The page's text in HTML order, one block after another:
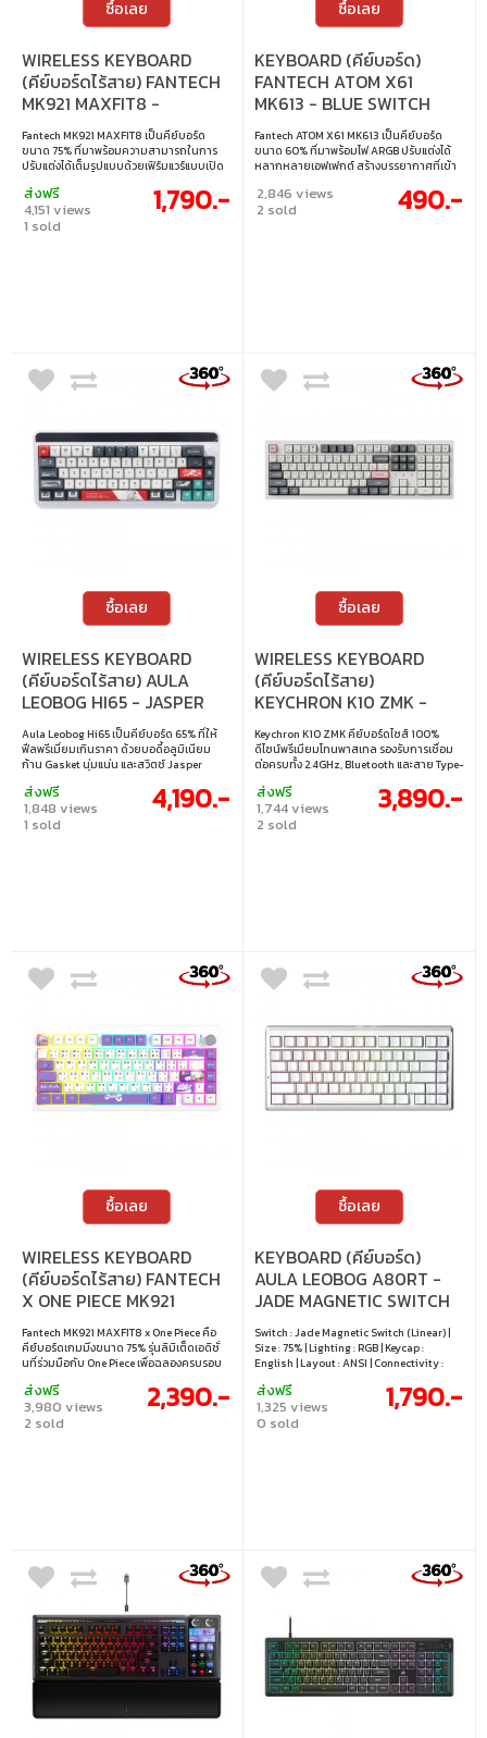
ซื้อเลย
WIRELESS KEYBOARD
(คีย์บอร์ดไร้สาย) FANTECH
MK921 MAXFIT8 -
QMK/VIA WHITE SWITCH
RGB EN/TH WHITE
Fantech MK921 MAXFIT8 เป็นคีย์บอร์ด
ขนาด 75% ที่มาพร้อมความสามารถในการ
ปรับแต่งได้เต็มรูปแบบด้วยเฟิร์มแวร์แบบเปิด
Mode ทั้งแบบมีสาย, บลูทูธ และ 2.4 GHz ให้
ความยืดหยุ่นสูงในการใช้งานกับอุปกรณ์
หลากหลาย มาพร้อมโครงสร้างแบบ Gasket
ส่งฟรี
4,151 views
1 sold
1,790.-
ซื้อเลย
KEYBOARD (คีย์บอร์ด)
FANTECH ATOM X61
MK613 - BLUE SWITCH
ARGB EN/TH BLACK-
WHITE
Fantech ATOM X61 MK613 เป็นคีย์บอร์ด
ขนาด 60% ที่มาพร้อมไฟ ARGB ปรับแต่งได้
หลากหลายเอฟเฟกต์ สร้างบรรยากาศที่เข้า
pin Hot-Swappable เปลี่ยนสวิตช์ได้ง่ายโดย
ไม่ต้องบัดกรี เพื่อปรับสัมผัสการพิมพ์ให้ตรง
2,846 views
2 sold 490.-
ซื้อเลย
WIRELESS KEYBOARD
(คีย์บอร์ดไร้สาย) AULA
LEOBOG HI65 - JASPER
SWITCH RGB EN WHITE
Aula Leobog Hi65 เป็นคีย์บอร์ด 65% ที่ให้
ฟีลพรีเมี่ยมเกินราคา ด้วยบอดี้อลูมิเนียม
ก้าน Gasket นุ่มแน่น และสวิตช์ Jasper
สวิตช์ได้อิสระ มีไฟ RGB แบบ Pickup ที่ซิงก์
กับเสียงเพลงพร้อมโหมดแสงกว่า 20 แบบ
แถมมีปุ่มหมุนสลับโหมด Office / Game ให้
เป็น USB-A • การเปลี่ยนสวิตช์ : เปลี่ยน
สวิตช์ได้
ส่งฟรี
1,848 views
1 sold
4,190.-
ซื้อเลย
WIRELESS KEYBOARD
(คีย์บอร์ดไร้สาย)
KEYCHRON K10 ZMK -
KEYCHRON SILENT RED
SWITCH NON-BACKLIT
EN/TH PASTEL RED K10-
SP6-TH
Keychron K10 ZMK คีย์บอร์ดไซส์ 100%
ดีไซน์พรีเมียมโทนพาสเทล รองรับการเชื่อม
ต่อครบทั้ง 2.4GHz, Bluetooth และสาย Type-
ลัด มาโคร และรีแมปปุ่มผ่าน Keychron
Launcher ได้สะดวก พร้อมปุ่มเสริม 4 ปุ่มที่ตั้ง
ค่าใช้งานด่วนได้ตามต้องการ รองรับ Hot-
• การเปลี่ยนสวิตช์ : เปลี่ยนสวิตช์ได้ รองรับ
สวิตช์ 3 ขา / 5 ขา
ส่งฟรี
1,744 views
2 sold
3,890.-
ซื้อเลย
WIRELESS KEYBOARD
(คีย์บอร์ดไร้สาย) FANTECH
X ONE PIECE MK921
MAXFIT8 - QMK/VIA
WHITE SWITCH RGB
EN/TH GEAR5 EGGHEAD
EDITION
Fantech MK921 MAXFIT8 x One Piece คือ
คีย์บอร์ดเกมมิ่งขนาด 75% รุ่นลิมิเต็ดเอดิชั่
นที่ร่วมมือกับ One Piece เพื่อฉลองครบรอบ
Tri-Mode ทั้งแบบมีสาย, Bluetooth และ 2.4
GHz เพื่อการใช้งานที่ยืดหยุ่น ตัวโครงสร้าง
แบบ Gasket Mount มอบสัมผัสการพิมพ์ที่
RGB • คีย์แคป : ภาษาอังกฤษ / ภาษาไทย •
เลย์เอาต์ : ANSI • การเชื่อมต่อ : แบบใช้สาย /
ไร้สาย 2.4GHz / บลูทูธ • สายเคเบิล : สาย
USB-C เป็น USB-A • การเปลี่ยนสวิตช์ :
เปลี่ยนสวิตช์ได้
ส่งฟรี
3,980 views
2 sold
2,390.-
ซื้อเลย
KEYBOARD (คีย์บอร์ด)
AULA LEOBOG A80RT -
JADE MAGNETIC SWITCH
RGB EN WHITE
Switch : Jade Magnetic Switch (Linear) |
Size : 75% | Lighting : RGB | Keycap :
English | Layout : ANSI | Connectivity :
swappable : Yes
ส่งฟรี
1,325 views
0 sold
1,790.-